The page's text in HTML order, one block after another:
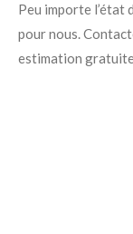
Peu importe l’état
pour nous.
estimation